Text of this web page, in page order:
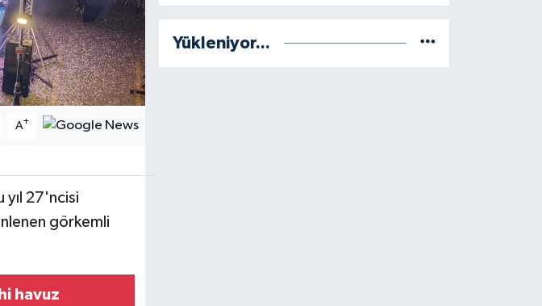
A+
yıl 27'ncisi
görkemli
havuz
Yükleniyor...